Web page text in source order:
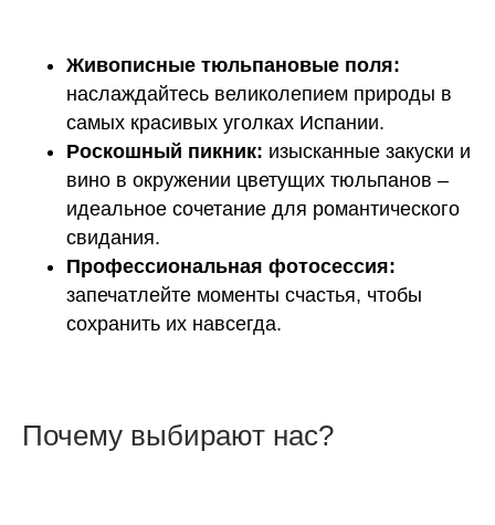
Живописные тюльпановые поля:
наслаждайтесь великолепием природы в
самых красивых уголках Испании.
Роскошный пикник: изысканные закуски и
вино в окружении цветущих тюльпанов –
идеальное сочетание для романтического
свидания.
Профессиональная фотосессия:
запечатлейте моменты счастья, чтобы
сохранить их навсегда.
Почему выбирают нас?